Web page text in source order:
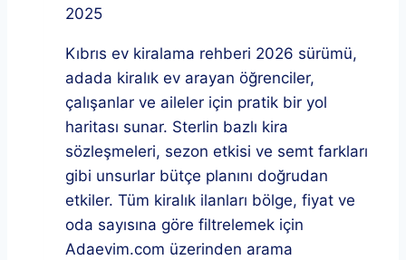
2025
Kıbrıs ev kiralama rehberi 2026 sürümü,
adada kiralık ev arayan öğrenciler,
çalışanlar ve aileler için pratik bir yol
haritası sunar. Sterlin bazlı kira
sözleşmeleri, sezon etkisi ve semt farkları
gibi unsurlar bütçe planını doğrudan
etkiler. Tüm kiralık ilanları bölge, fiyat ve
oda sayısına göre filtrelemek için
Adaevim.com üzerinden arama